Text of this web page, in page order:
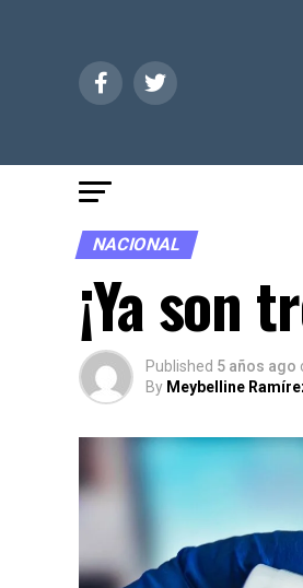
NACIONAL
¡Ya son
Published 5 años ago
By Meybelline